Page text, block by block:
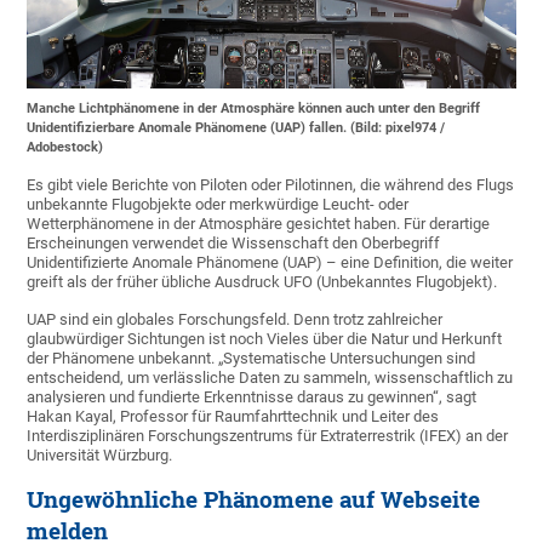
Manche Lichtphänomene in der Atmosphäre können auch unter den Begriff
Unidentifizierbare Anomale Phänomene (UAP) fallen. (Bild: pixel974 /
Adobestock)
Es gibt viele Berichte von Piloten oder Pilotinnen, die während des Flugs
unbekannte Flugobjekte oder merkwürdige Leucht- oder
Wetterphänomene in der Atmosphäre gesichtet haben. Für derartige
Erscheinungen verwendet die Wissenschaft den Oberbegriff
Unidentifizierte Anomale Phänomene (UAP) – eine Definition, die weiter
greift als der früher übliche Ausdruck UFO (Unbekanntes Flugobjekt).
UAP sind ein globales Forschungsfeld. Denn trotz zahlreicher
glaubwürdiger Sichtungen ist noch Vieles über die Natur und Herkunft
der Phänomene unbekannt. „Systematische Untersuchungen sind
entscheidend, um verlässliche Daten zu sammeln, wissenschaftlich zu
analysieren und fundierte Erkenntnisse daraus zu gewinnen“, sagt
Hakan Kayal, Professor für Raumfahrttechnik und Leiter des
Interdisziplinären Forschungszentrums für Extraterrestrik (IFEX) an der
Universität Würzburg.
Ungewöhnliche Phänomene auf Webseite
melden